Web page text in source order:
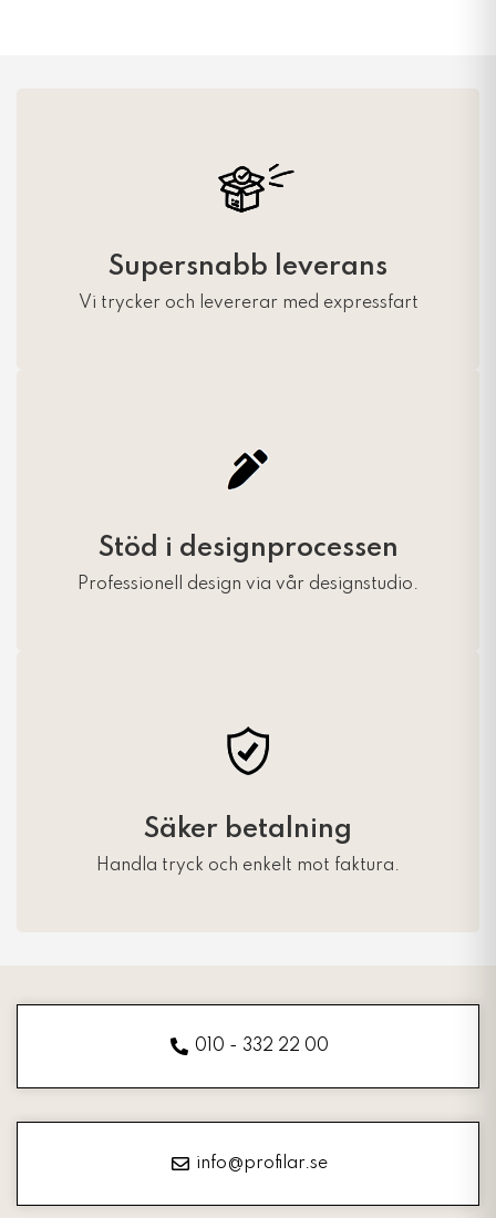
Supersnabb leverans
Vi trycker och levererar med expressfart
Stöd i designprocessen
Professionell design via vår designstudio.
Säker betalning
Handla tryck och enkelt mot faktura.
010 - 332 22 00
info@profilar.se